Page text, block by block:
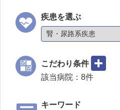
疾患を選ぶ
こだわり条件
該当病院： 8件
キーワード